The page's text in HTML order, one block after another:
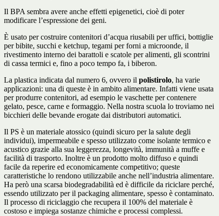
Il BPA sembra avere anche effetti epigenetici, cioè di poter
modificare l’espressione dei geni.
È usato per costruire contenitori d’acqua riusabili per uffici, bottiglie
per bibite, succhi e ketchup, tegami per forni a microonde, il
rivestimento interno dei barattoli e scatole per alimenti, gli scontrini
di cassa termici e, fino a poco tempo fa, i biberon.
La plastica indicata dal numero 6, ovvero il polistirolo, ha varie
applicazioni: una di queste è in ambito alimentare. Infatti viene usata
per produrre contenitori, ad esempio le vaschette per contenere
gelato, pesce, carne e formaggio. Nella nostra scuola lo troviamo nei
bicchieri delle bevande erogate dai distributori automatici.
Il PS è un materiale atossico (quindi sicuro per la salute degli
individui), impermeabile e spesso utilizzato come isolante termico e
acustico grazie alla sua leggerezza, longevità, immunità a muffe e
facilità di trasporto. Inoltre è un prodotto molto diffuso e quindi
facile da reperire ed economicamente competitivo; queste
caratteristiche lo rendono utilizzabile anche nell’industria alimentare.
Ha però una scarsa biodegradabilità ed è difficile da riciclare perché,
essendo utilizzato per il packaging alimentare, spesso è contaminato.
Il processo di riciclaggio che recupera il 100% del materiale è
costoso e impiega sostanze chimiche e processi complessi.